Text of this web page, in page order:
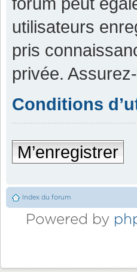
utilisateurs
pris
privée.
Conditions
M’enregistrer
Index du forum
Powered by